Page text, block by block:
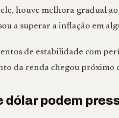
houve melhora gradual
a superar a inflação em
de estabilidade com
da renda chegou próximo
dólar podem